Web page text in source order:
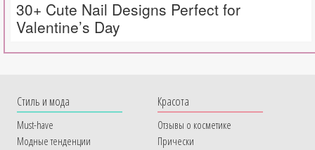
30+ Cute Nail Designs Perfect for
Valentine’s Day
Cтиль и мода
Must-have
Модные тенденции
Красота
Отзывы о косметике
Прически